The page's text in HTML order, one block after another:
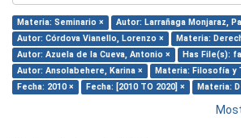
Materia: Seminario ×
Autor: Larrañaga Monjaraz,
Autor: Córdova Vianello, Lorenzo ×
Materia:
Autor: Azuela de la Cueva, Antonio ×
Has File(s):
Autor: Ansolabehere, Karina ×
Materia: Filosofía y
Fecha: 2010 ×
Fecha: [2010 TO 2020] × Materia: